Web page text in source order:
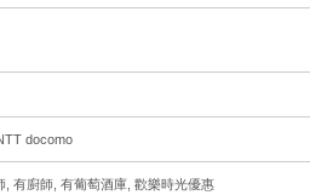
docomo
, 有廚師, 有葡萄酒庫, 歡樂時光優惠